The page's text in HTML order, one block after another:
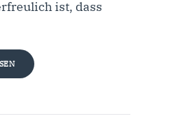
ist, dass